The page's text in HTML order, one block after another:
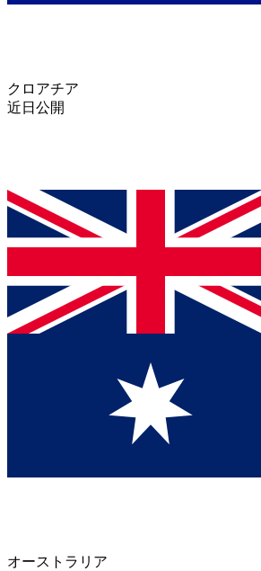
クロアチア
近日公開
オーストラリア